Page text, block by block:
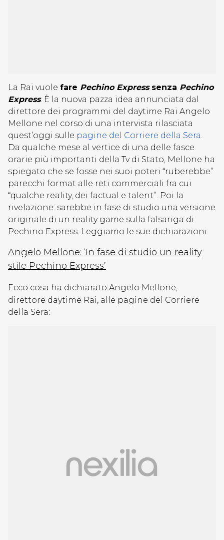
La Rai vuole fare Pechino Expresssenza Pechino
Express. È la nuova pazza idea annunciata dal
direttore dei programmi del daytime Rai Angelo
Mellone nel corso di una intervista rilasciata
quest’oggi sulle pagine del Corriere della Sera.
Da qualche mese al vertice di una delle fasce
orarie più importanti della Tv di Stato, Mellone ha
spiegato che se fosse nei suoi poteri “ruberebbe”
parecchi format alle reti commerciali fra cui
“qualche reality, dei factual e talent”. Poi la
rivelazione: sarebbe in fase di studio una versione
originale di un reality game sulla falsariga di
Pechino Express. Leggiamo le sue dichiarazioni.
Angelo Mellone: ‘In fase di studio un reality
stile Pechino Express’
Ecco cosa ha dichiarato Angelo Mellone,
direttore daytime Rai, alle pagine del Corriere
della Sera: